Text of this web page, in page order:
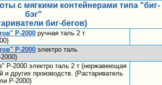
с мягкими контейнерами типа "биг-
бэг"
биг-бегов)
Р-2000 ручная таль 2 т
Р-2000 электро таль
Р-2000 электро таль 2 т (нержавеющая
других производств. (Растариватель
Р-2000)